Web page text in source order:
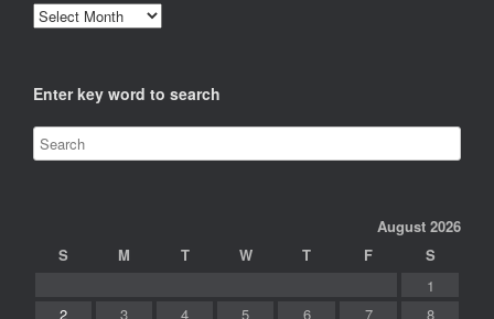
Archives
Enter key word to search
August 2026
S
M T W T F
S
1
2
3 4 5 6 7 8